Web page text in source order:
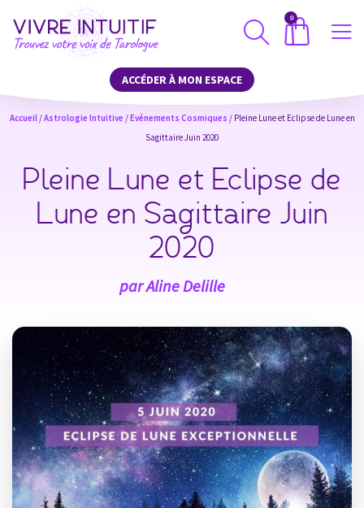
0
ACCÉDER À MON ESPACE
Accueil/Astrologie Intuitive /Evénements Cosmiques / Pleine Lune et Eclipse de Lune en
Sagittaire Juin 2020
Pleine Lune et Eclipse de
Lune en Sagittaire Juin
2020
parAline Delille